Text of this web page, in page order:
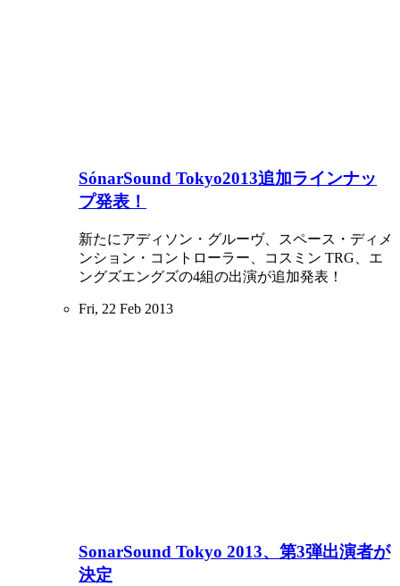
SónarSound Tokyo2013追加ラインナッ
プ発表！
新たにアディソン・グルーヴ、スペース・ディメ
ンション・コントローラー、コスミン TRG、エ
ングズエングズの4組の出演が追加発表！
Fri, 22 Feb 2013
SonarSound Tokyo 2013、第3弾出演者が
決定